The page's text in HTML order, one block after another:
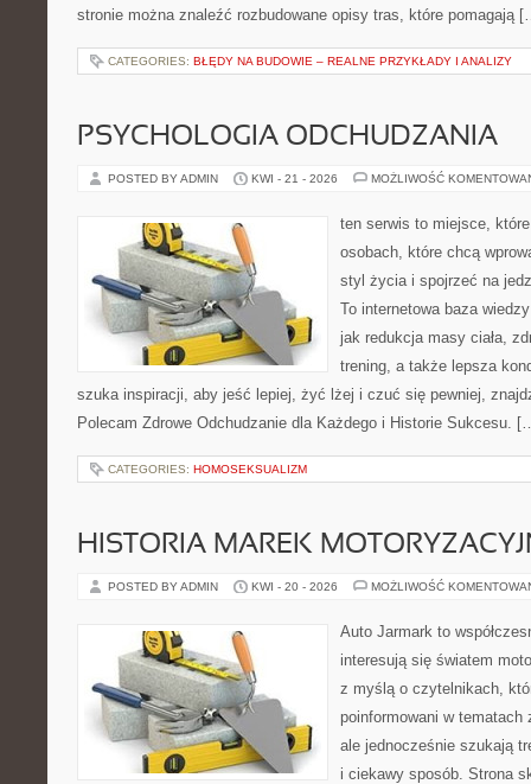
stronie można znaleźć rozbudowane opisy tras, które pomagają
CATEGORIES: BŁĘDY NA BUDOWIE – REALNE PRZYKŁADY I ANALIZY
PSYCHOLOGIA ODCHUDZANIA
POSTED BY ADMIN KWI - 21 - 2026 MOŻLIWOŚĆ
ten serwis to miejsce,
osobach, które chcą
styl życia i spojrzeć na
To internetowa baza
jak redukcja masy ciała,
trening, a także lepsza
szuka inspiracji, aby jeść lepiej, żyć lżej i czuć się pewniej,
Polecam Zdrowe Odchudzanie dla Każdego i Historie Sukcesu.
CATEGORIES: HOMOSEKSUALIZM
HISTORIA MAREK
POSTED BY ADMIN KWI - 20 - 2026 MOŻLIWOŚĆ
Auto Jarmark to
interesują się światem
z myślą o czytelnikach,
poinformowani w
ale jednocześnie szukają
i ciekawy sposób. Strona